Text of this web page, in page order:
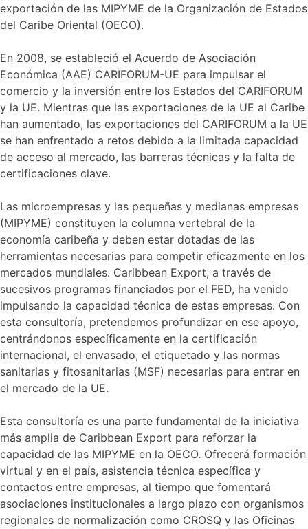
exportación de las MIPYME de la Organización de Estados
del Caribe Oriental (OECO).
En 2008, se estableció el Acuerdo de Asociación
Económica (AAE) CARIFORUM-UE para impulsar el
comercio y la inversión entre los Estados del CARIFORUM
y la UE. Mientras que las exportaciones de la UE al Caribe
han aumentado, las exportaciones del CARIFORUM a la UE
se han enfrentado a retos debido a la limitada capacidad
de acceso al mercado, las barreras técnicas y la falta de
certificaciones clave.
Las microempresas y las pequeñas y medianas empresas
(MIPYME) constituyen la columna vertebral de la
economía caribeña y deben estar dotadas de las
herramientas necesarias para competir eficazmente en los
mercados mundiales. Caribbean Export, a través de
sucesivos programas financiados por el FED, ha venido
impulsando la capacidad técnica de estas empresas. Con
esta consultoría, pretendemos profundizar en ese apoyo,
centrándonos específicamente en la certificación
internacional, el envasado, el etiquetado y las normas
sanitarias y fitosanitarias (MSF) necesarias para entrar en
el mercado de la UE.
Esta consultoría es una parte fundamental de la iniciativa
más amplia de Caribbean Export para reforzar la
capacidad de las MIPYME en la OECO. Ofrecerá formación
virtual y en el país, asistencia técnica específica y
contactos entre empresas, al tiempo que fomentará
asociaciones institucionales a largo plazo con organismos
regionales de normalización como CROSQ y las Oficinas